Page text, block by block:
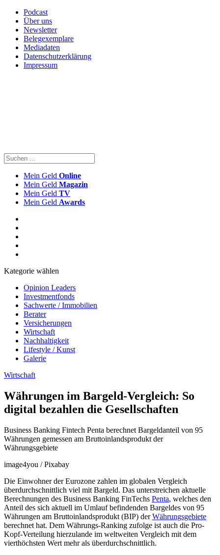
Podcast
Über uns
Newsletter
Belegexemplare
Mediadaten
Datenschutzerklärung
Impressum
Mein Geld Online
Mein Geld Magazin
Mein Geld TV
Mein Geld Awards
Kategorie wählen
Opinion Leaders
Investmentfonds
Sachwerte / Immobilien
Berater
Versicherungen
Wirtschaft
Nachhaltigkeit
Lifestyle / Kunst
Galerie
Wirtschaft
Währungen im Bargeld-Vergleich: So
digital bezahlen die Gesellschaften
Business Banking Fintech Penta berechnet Bargeldanteil von 95
Währungen gemessen am Bruttoinlandsprodukt der
Währungsgebiete
image4you / Pixabay
Die Einwohner der Eurozone zahlen im globalen Vergleich
überdurchschnittlich viel mit Bargeld. Das unterstreichen aktuelle
Berechnungen des Business Banking FinTechs Penta, welches den
Anteil des sich aktuell im Umlauf befindenden Bargeldes von 95
Währungen am Bruttoinlandsprodukt (BIP) derWährungsgebiete
berechnet hat. Dem Währungs-Ranking zufolge ist auch die Pro-
Kopf-Verteilung hierzulande im weltweiten Vergleich mit dem
vierthöchsten Wert mehr als überdurchschnittlich.